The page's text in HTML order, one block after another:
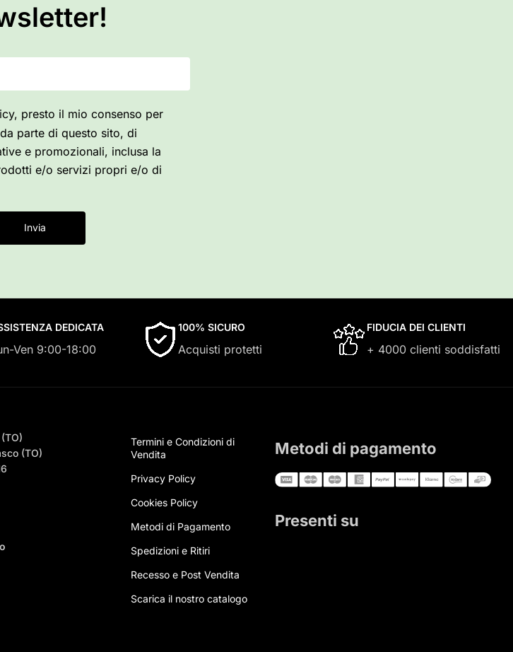
presto il mio consenso per
parte di questo sito, di
e promozionali, inclusa la
e/o servizi propri e/o di
Invia
DEDICATA
Ven 9:00-18:00
100% SICURO
Acquisti protetti
FIDUCIA DEI CLIENTI
+ 4000 clienti soddisfatti
(TO)
Termini e Condizioni di
Vendita
Privacy Policy
Cookies Policy
Metodi di Pagamento
Spedizioni e Ritiri
Recesso e Post Vendita
Scarica il nostro catalogo
Metodi di pagamento
Presenti su